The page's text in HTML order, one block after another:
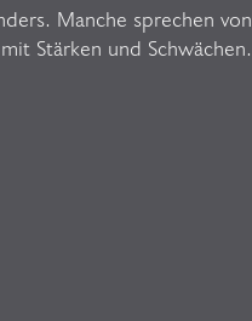
Manche sprechen von
Stärken und Schwächen.